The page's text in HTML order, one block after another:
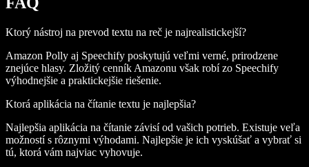
Ktorý nástroj na prevod textu na reč je najrealistickejší?
Amazon Polly aj Speechify poskytujú veľmi verné, prirodzene
znejúce hlasy. Zložitý cenník Amazonu však robí zo Speechify
výhodnejšie a praktickejšie riešenie.
Ktorá aplikácia na čítanie textu je najlepšia?
Najlepšia aplikácia na čítanie závisí od vašich potrieb. Existuje veľa
možností s rôznymi výhodami. Najlepšie je ich vyskúšať a vybrať si
tú, ktorá vám najviac vyhovuje.